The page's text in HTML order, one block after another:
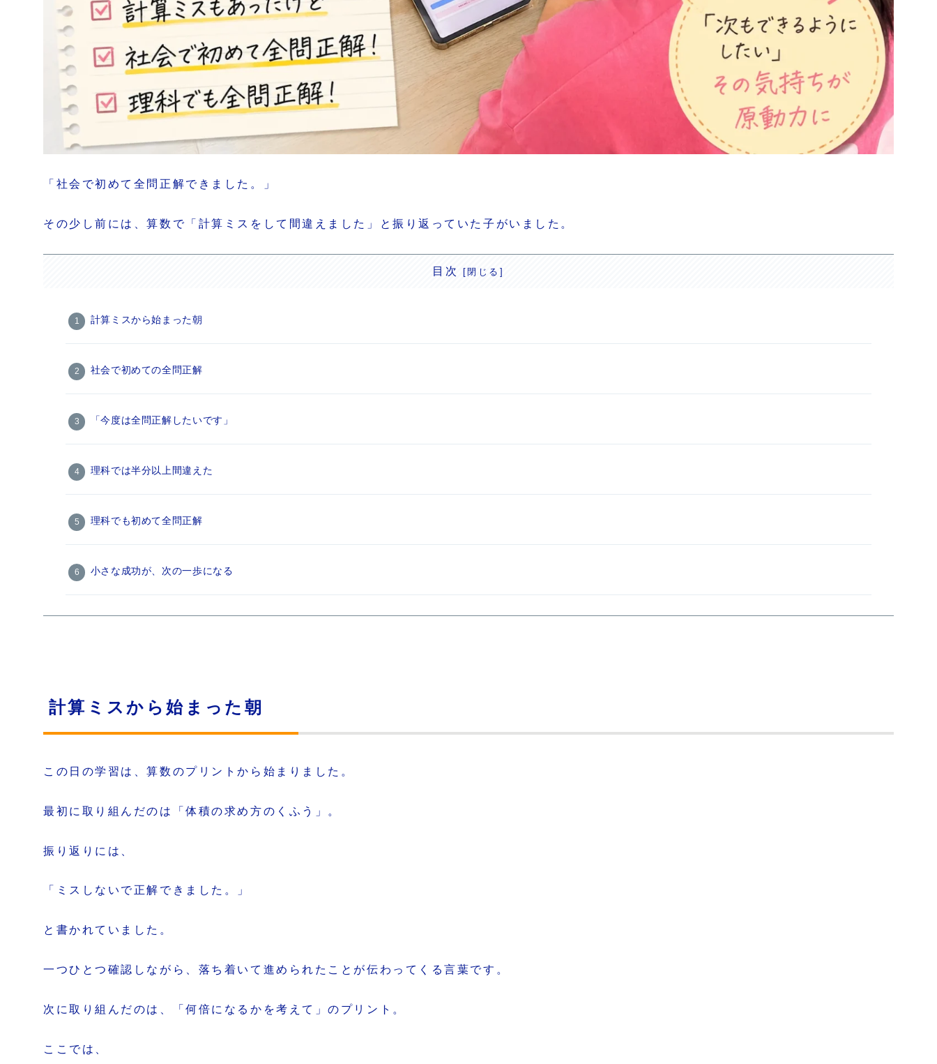
「社会で初めて全問正解できました。」
その少し前には、算数で「計算ミスをして間違えました」と振り返っていた子がいました。
目次
計算ミスから始まった朝
社会で初めての全問正解
「今度は全問正解したいです」
理科では半分以上間違えた
理科でも初めて全問正解
小さな成功が、次の一歩になる
計算ミスから始まった朝
この日の学習は、算数のプリントから始まりました。
最初に取り組んだのは「体積の求め方のくふう」。
振り返りには、
「ミスしないで正解できました。」
と書かれていました。
一つひとつ確認しながら、落ち着いて進められたことが伝わってくる言葉です。
次に取り組んだのは、「何倍になるかを考えて」のプリント。
ここでは、